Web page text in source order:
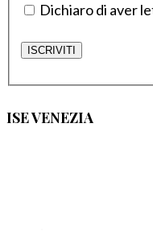
Dichiaro di aver
ISE VENEZIA